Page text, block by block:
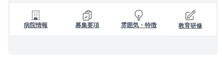
病院情報 募集要項 雰囲気・特徴 教育研修